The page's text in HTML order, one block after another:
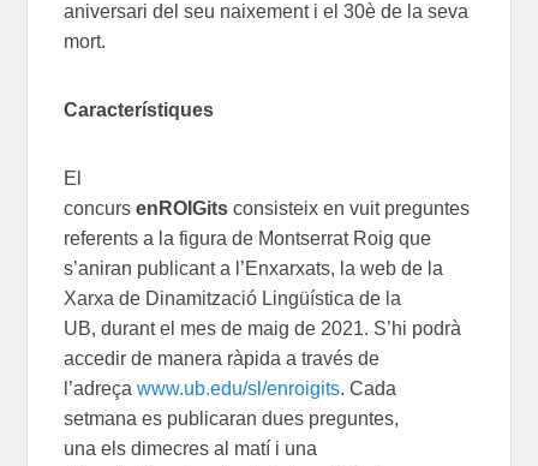
aniversari del seu naixement i el 30è de la seva
mort.
Característiques
El
concurs enROIGits consisteix envuitpreguntes
referents a la figura de Montserrat Roig que
s’aniran publicanta l’Enxarxats, la web de la
Xarxa de Dinamització Lingüísticade la
UB, durantel mes de maig de 2021. S’hi podrà
accedir de manera ràpida a través de
l’adreçawww.ub.edu/sl/enroigits.Cada
setmana es publicaran dues preguntes,
unaelsdimecres al matí i una